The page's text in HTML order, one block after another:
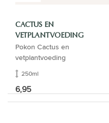
CACTUS EN
VETPLANTVOEDING
Pokon Cactus en
vetplantvoeding
250ml
6,95